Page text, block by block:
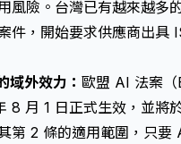
風險。台灣已有越來越多
件，開始要求供應商出具
域外效力： 歐盟 AI 法案
8 月 1 日正式生效，並將
第 2 條的適用範圍，只要